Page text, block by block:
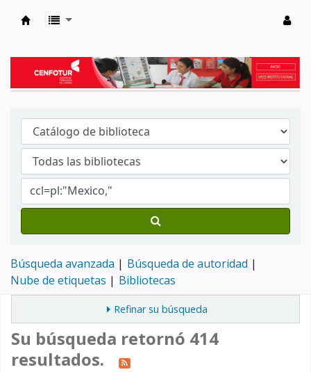
Búsqueda avanzada
Búsqueda de autoridad
Nube de etiquetas
Bibliotecas
Refinar su búsqueda
Su búsqueda retornó 414
resultados.